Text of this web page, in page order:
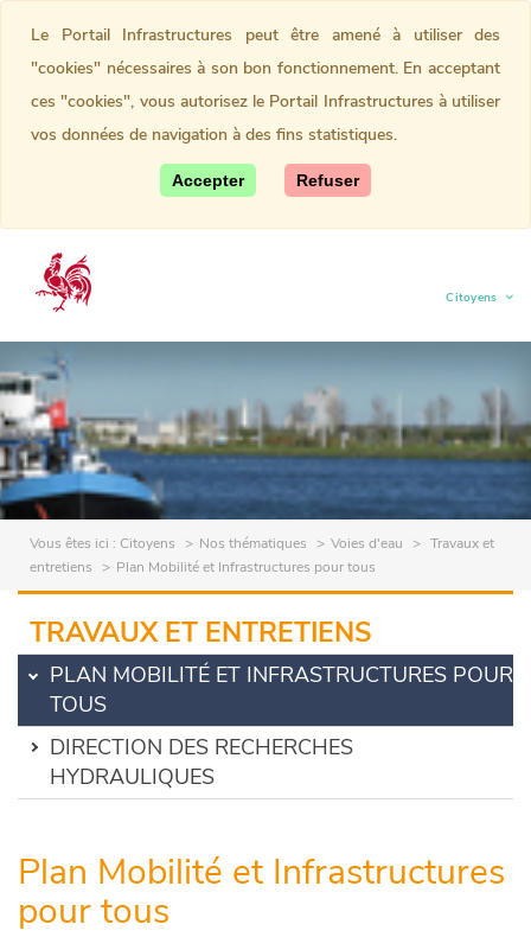
Citoyens
(current)
Vous êtes ici : Citoyens Nos thématiques Voies d'eau
Travaux et
entretiens
Plan Mobilité et Infrastructures pour tous
TRAVAUX ET ENTRETIENS
PLAN MOBILITÉ ET INFRASTRUCTURES POUR
TOUS
DIRECTION DES RECHERCHES
HYDRAULIQUES
Plan Mobilité et Infrastructures
pour tous
Le Portail Infrastructures peut être amené à utiliser des
"cookies" nécessaires à son bon fonctionnement. En acceptant
ces "cookies", vous autorisez le Portail Infrastructures à utiliser
vos données de navigation à des fins statistiques.
Accepter Refuser